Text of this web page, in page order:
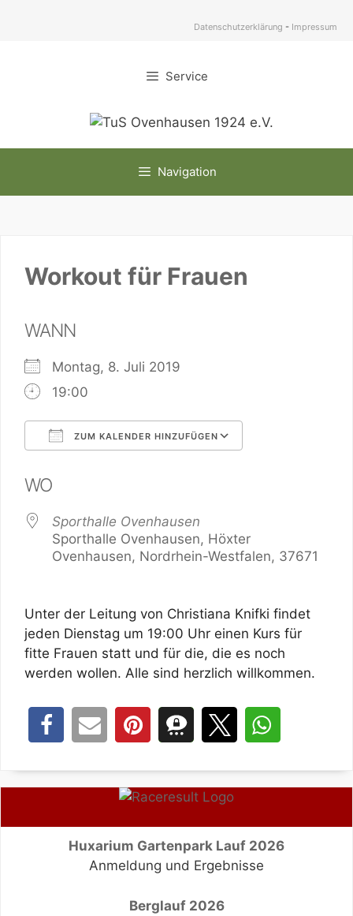
Datenschutzerklärung - Impressum
Service
Navigation
Workout für Frauen
WANN
Montag, 8. Juli 2019
19:00
ZUM KALENDER HINZUFÜGEN
WO
Sporthalle Ovenhausen
Sporthalle Ovenhausen, Höxter
Ovenhausen, Nordrhein-Westfalen, 37671
Unter der Leitung von Christiana Knifki findet
jeden Dienstag um 19:00 Uhr einen Kurs für
fitte Frauen statt und für die, die es noch
werden wollen. Alle sind herzlich willkommen.
Huxarium Gartenpark Lauf 2026
Anmeldung und Ergebnisse
Berglauf 2026